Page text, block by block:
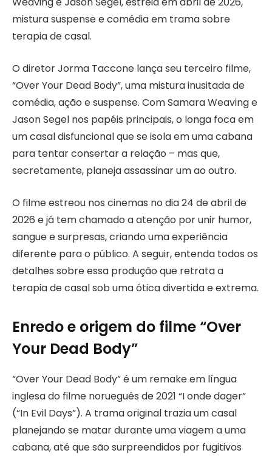
mistura suspense e comédia em trama sobre
terapia de casal.
O diretor Jorma Taccone lança seu terceiro filme,
“Over Your Dead Body”, uma mistura inusitada de
comédia, ação e suspense. Com Samara Weaving e
Jason Segel nos papéis principais, o longa foca em
um casal disfuncional que se isola em uma cabana
para tentar consertar a relação – mas que,
secretamente, planeja assassinar um ao outro.
O filme estreou nos cinemas no dia 24 de abril de
2026 e já tem chamado a atenção por unir humor,
sangue e surpresas, criando uma experiência
diferente para o público. A seguir, entenda todos os
detalhes sobre essa produção que retrata a
terapia de casal sob uma ótica divertida e extrema.
Enredo e origem do filme “Over
Your Dead Body”
“Over Your Dead Body” é um remake em língua
inglesa do filme norueguês de 2021 “I onde dager”
(“In Evil Days”). A trama original trazia um casal
planejando se matar durante uma viagem a uma
cabana, até que são surpreendidos por fugitivos